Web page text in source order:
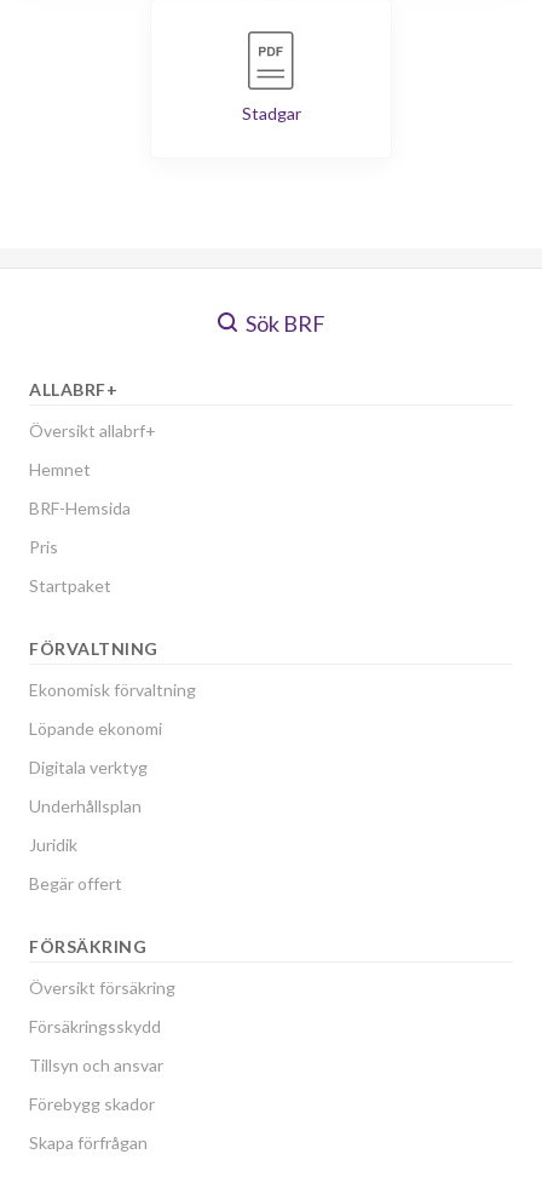
Stadgar
Sök BRF
ALLABRF+
Översikt allabrf+
Hemnet
BRF-Hemsida
Pris
Startpaket
FÖRVALTNING
Ekonomisk förvaltning
Löpande ekonomi
Digitala verktyg
Underhållsplan
Juridik
Begär offert
FÖRSÄKRING
Översikt försäkring
Försäkringsskydd
Tillsyn och ansvar
Förebygg skador
Skapa förfrågan